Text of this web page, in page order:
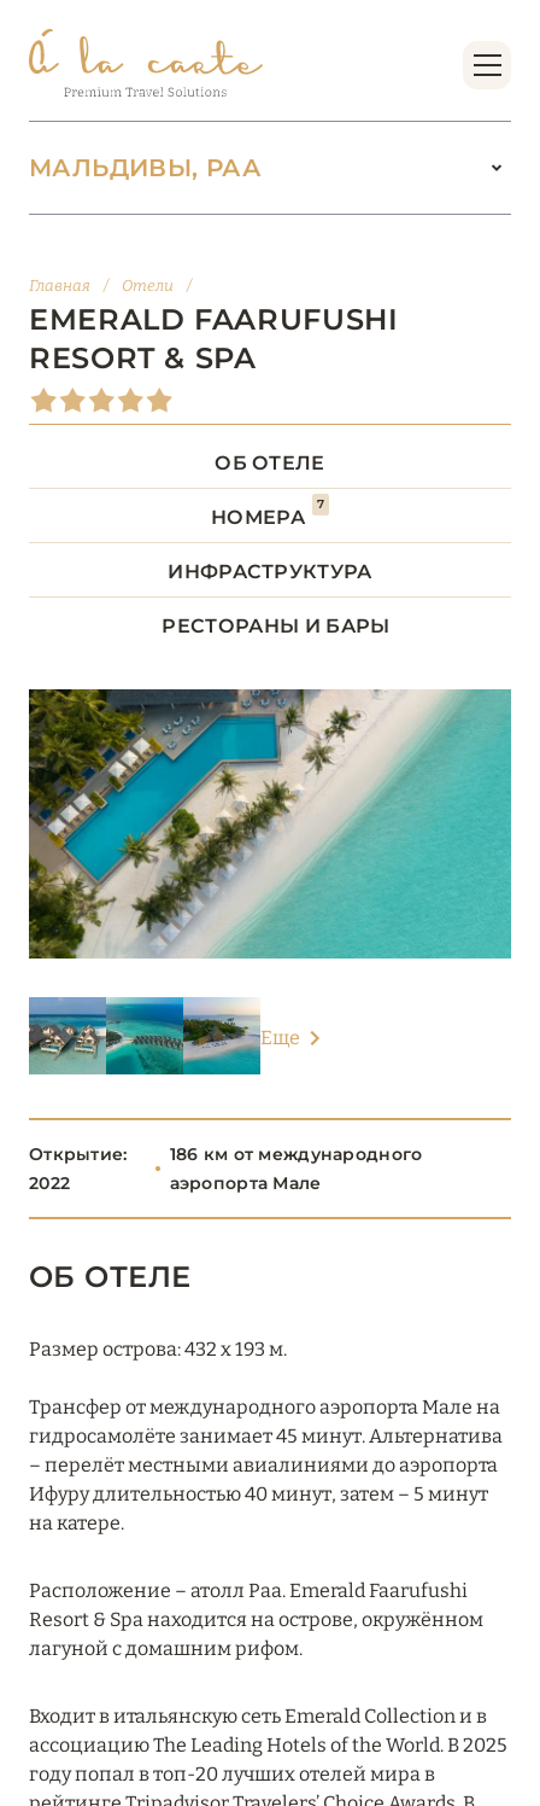
МАЛЬДИВЫ, РАА
АДДУ
АТОЛЛ РАА
ВААВУ
ДХААЛУ
ЛААМУ
ЛАВИАНИ
НУНУ
РАА
Alila Kothaifaru Maldives
Dhigali Maldives
Emerald Faarufushi Resort & Spa
Emerald Maldives Resort & Spa
Heritance Aarah
InterContinental Maldives Maamunagau Resort
JOALI Being
RAAYA by Atmosphere
Reethi Faru Resort
The Standard, Huruvalhi Maldives
You & Me By Cocoon Maldives
РАСДУ
СЕВЕРНЫЙ АРИ
СЕВЕРНЫЙ МАЛЕ 16
ТАА
Главная / Отели /
EMERALD FAARUFUSHI
RESORT & SPA
ОБ ОТЕЛЕ
НОМЕРА
7
ИНФРАСТРУКТУРА
РЕСТОРАНЫ И БАРЫ
Еще
Открытие:
2022
186 км от международного
аэропорта Мале
ОБ ОТЕЛЕ
Размер острова: 432 х 193 м.
Трансфер от международного аэропорта Мале на
гидросамолёте занимает 45 минут. Альтернатива
– перелёт местными авиалиниями до аэропорта
Ифуру длительностью 40 минут, затем – 5 минут
на катере.
Расположение – атолл Раа. Emerald Faarufushi
Resort & Spa находится на острове, окружённом
лагуной с домашним рифом.
Входит в итальянскую сеть Emerald Collection и в
ассоциацию The Leading Hotels of the World. В 2025
году попал в топ-20 лучших отелей мира в